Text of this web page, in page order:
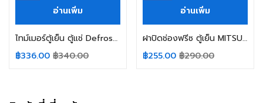
อ่านเพิ่ม
ไทม์เมอร์ตู้เย็น ตู้แช่ Defrost Timer SHARP ชาร์ป รุ่น TMDE802ZC1 3ขา ทามเมอร์ อะไหล่ตู้เย็น
฿336.00 ฿340.00
อ่านเพิ่ม
ฝาปิดช่องฟรีซ ตู้เย็น MITSUBISHI มิตซูบิชิ Part No. KIEL01600 รุ่น MR-14 MR-17 MR-S49 อะไหล่ตู้เย็น
฿255.00 ฿290.00